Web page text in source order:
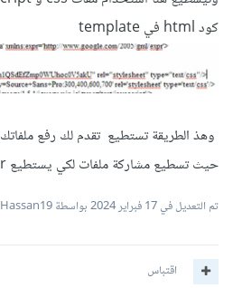
كود html في template
وهذ الطريقة تستطيع تقدم لك رفع ملفاتك css , ,javascript ك CDN
حيث تسطيع مشاركة ملفات لكي يستطيع Blogger من قراءتها
تم التعديل في17 فبراير 2024 بواسطة Mahmoud Hassan19
اقتباس